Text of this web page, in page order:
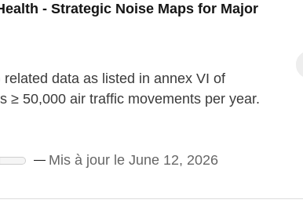
- Strategic Noise Maps for Major
data as listed in annex VI of
≥ 50,000 air traffic movements per year.
Mis à jour le June 12, 2026